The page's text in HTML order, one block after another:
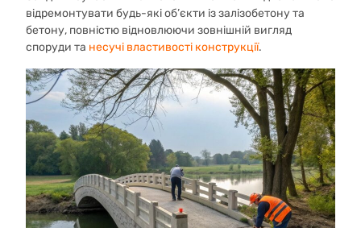
відремонтувати будь-які об’єкти із залізобетону та
бетону, повністю відновлюючи зовнішній вигляд
споруди та несучі властивості конструкції.